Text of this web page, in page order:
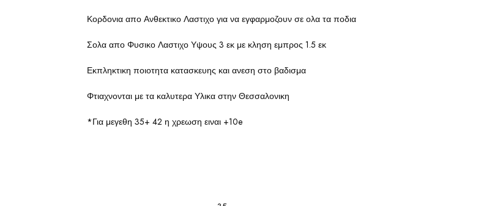
Κορδονια απο Ανθεκτικο Λαστιχο για να εγφαρμοζουν σε ολα τα ποδια
Σολα απο Φυσικο Λαστιχο Υψους 3 εκ με κληση εμπρος 1.5 εκ
Εκπληκτικη ποιοτητα κατασκευης και ανεση στο βαδισμα
Φτιαχνονται με τα καλυτερα Υλικα στην Θεσσαλονικη
*Για μεγεθη 35+ 42 η χρεωση ειναι +10e